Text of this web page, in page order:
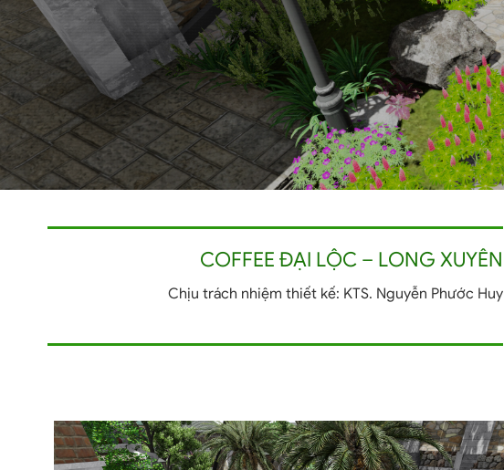
COFFEE ĐẠI LỘC – LONG XUYÊN
Chịu trách nhiệm thiết kế: KTS. Nguyễn Phước Huy